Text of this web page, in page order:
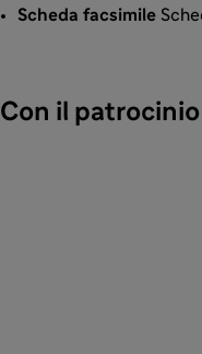
Scheda facsimile
Con il